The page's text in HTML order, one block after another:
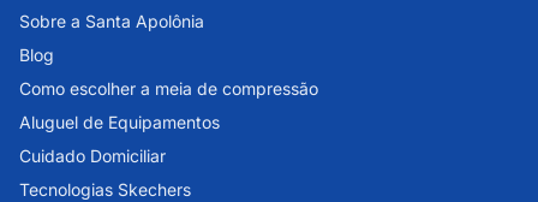
Sobre a Santa Apolônia
Blog
Como escolher a meia de compressão
Aluguel de Equipamentos
Cuidado Domiciliar
Tecnologias Skechers